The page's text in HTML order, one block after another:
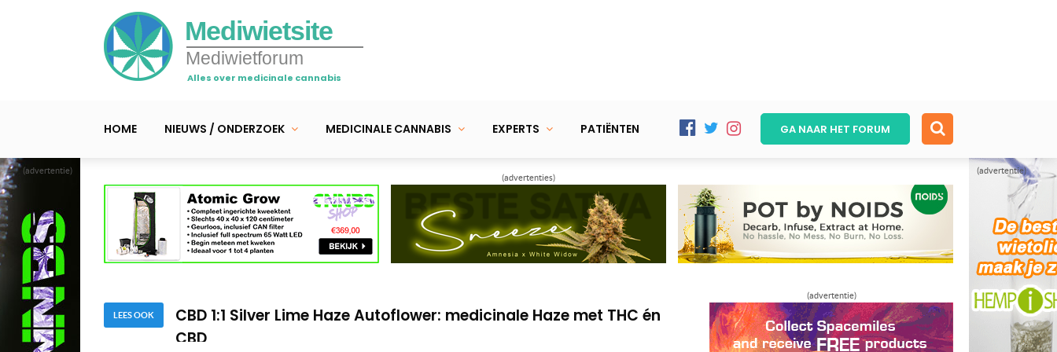
(advertentie) (advertentie)
Mediwietsite
Mediwietforum
Alles over medicinale cannabis
HOME NIEUWS / ONDERZOEK MEDICINALE CANNABIS EXPERTS PATIËNTEN GA NAAR HET FORUM
(advertenties)
LEES OOK
De verschillen tussen autoflower, feminized en regular wietzaadjes
Wietplanten gezond en groen houden tot aan de oogst
De verschillen tussen autoflower, feminized en regular wietzaadjes
(advertentie)